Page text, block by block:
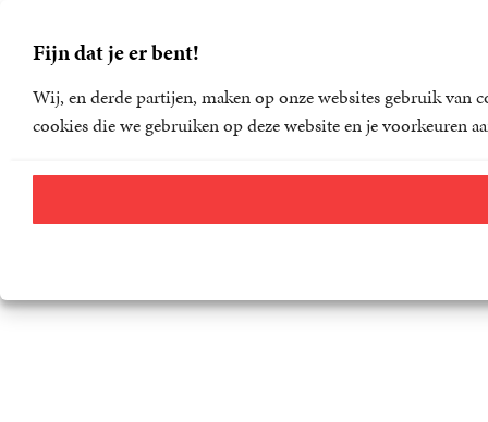
Fijn dat je er bent!
Wij, en derde partijen, maken op onze websites gebruik van
cookies die we gebruiken op deze website en je voorkeuren